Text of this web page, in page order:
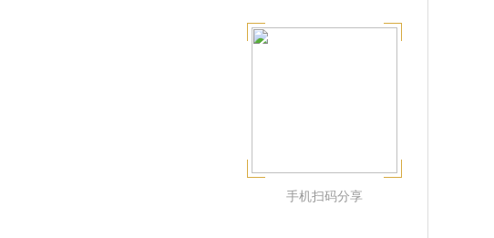
手机扫码分享